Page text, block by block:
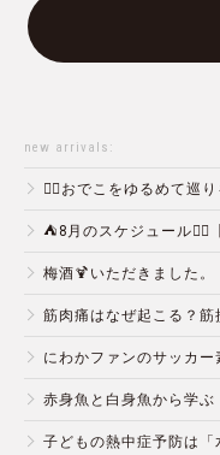
new arrivals:
💆‍♀️おでこをゆるめて巡り
⛺️8月のスケジュール🏄‍♂️
梅酒🍹いただきました。
筋肉痛はなぜ起こる？
にわかファンのサッカー
赤身魚と白身魚から学
子どもの熱中症予防は「